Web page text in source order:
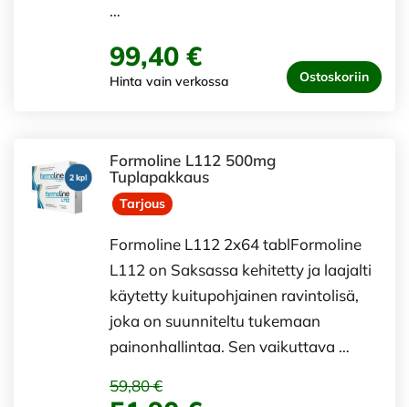
…
99,40 €
Hinta vain verkossa Ostoskoriin
Formoline L112 500mg
Tuplapakkaus
Tarjous
Formoline L112 2x64 tablFormoline
L112 on Saksassa kehitetty ja laajalti
käytetty kuitupohjainen ravintolisä,
joka on suunniteltu tukemaan
painonhallintaa. Sen vaikuttava …
59,80 €